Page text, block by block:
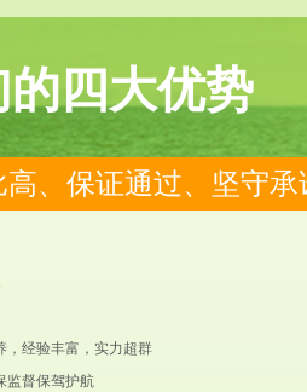
四大优势
、保证通过、坚守承
，经验丰富，实力超群
监督保驾护航